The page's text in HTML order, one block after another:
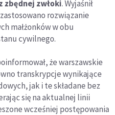
zbędnej zwłoki. Wyjaśnił
rozwiązanie
małżonków w obu
cywilnego.
że warszawskie
transkrypcje wynikające
jak i te składane bez
się na aktualnej linii
wcześniej postępowania